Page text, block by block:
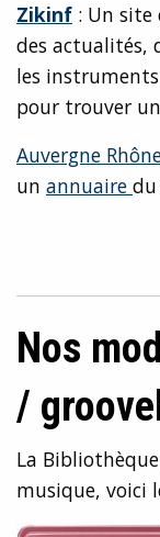
Zikinf : Un
des actualités,
les
pour trouver
Auvergne
un annuaire
Nos
/
La
musique, voici